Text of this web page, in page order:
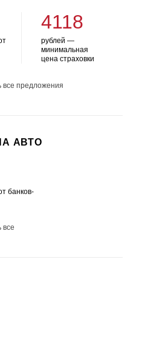
4118
рублей —
минимальная
цена страховки
все предложения
АВТО
банков-
все